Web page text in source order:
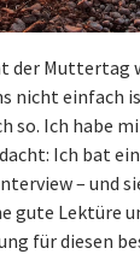
der Muttertag
nicht einfach
so. Ich habe
Ich bat
– und
gute Lektüre
für diesen